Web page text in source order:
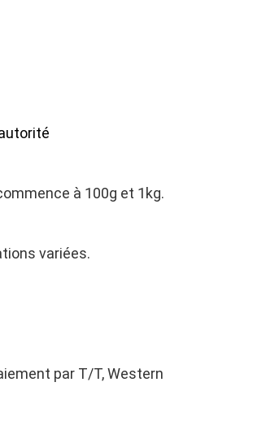
à 100g et 1kg.
variées.
par T/T, Western